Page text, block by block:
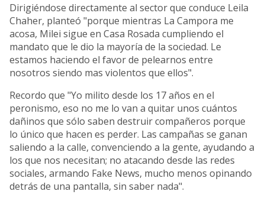
Dirigiéndose directamente al sector que conduce Leila
Chaher, planteó "porque mientras La Campora me
acosa, Milei sigue en Casa Rosada cumpliendo el
mandato que le dio la mayoría de la sociedad. Le
estamos haciendo el favor de pelearnos entre
nosotros siendo mas violentos que ellos".
Recordo que "Yo milito desde los 17 años en el
peronismo, eso no me lo van a quitar unos cuántos
dañinos que sólo saben destruir compañeros porque
lo único que hacen es perder. Las campañas se ganan
saliendo a la calle, convenciendo a la gente, ayudando a
los que nos necesitan; no atacando desde las redes
sociales, armando Fake News, mucho menos opinando
detrás de una pantalla, sin saber nada".